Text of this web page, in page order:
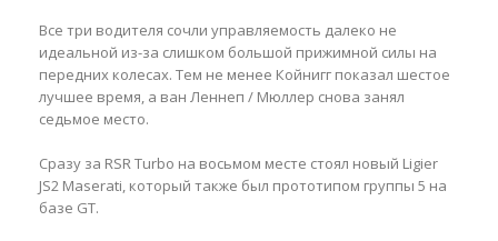
Все три водителя сочли управляемость далеко не
идеальной из-за слишком большой прижимной силы на
передних колесах. Тем не менее Койнигг показал шестое
лучшее время, а ван Леннеп / Мюллер снова занял
седьмое место.
Сразу за RSR Turbo на восьмом месте стоял новый Ligier
JS2 Maserati, который также был прототипом группы 5 на
базе GT.